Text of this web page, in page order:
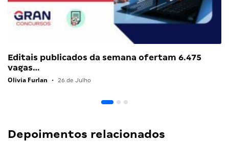
Editais publicados da semana ofertam 6.475
vagas…
Olivia Furlan • 26 de Julho
Depoimentos relacionados